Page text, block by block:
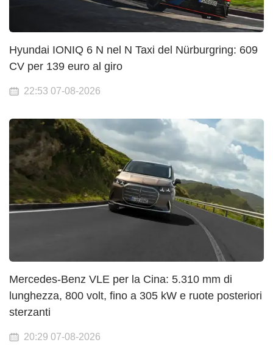
Hyundai IONIQ 6 N nel N Taxi del Nürburgring: 609
CV per 139 euro al giro
22:53 07-08-2026
Mercedes-Benz VLE per la Cina: 5.310 mm di
lunghezza, 800 volt, fino a 305 kW e ruote posteriori
sterzanti
20:29 07-08-2026